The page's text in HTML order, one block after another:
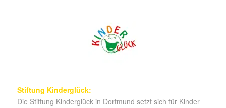
Stiftung Kinderglück:
Die Stiftung Kinderglück in Dortmund setzt sich für Kinder